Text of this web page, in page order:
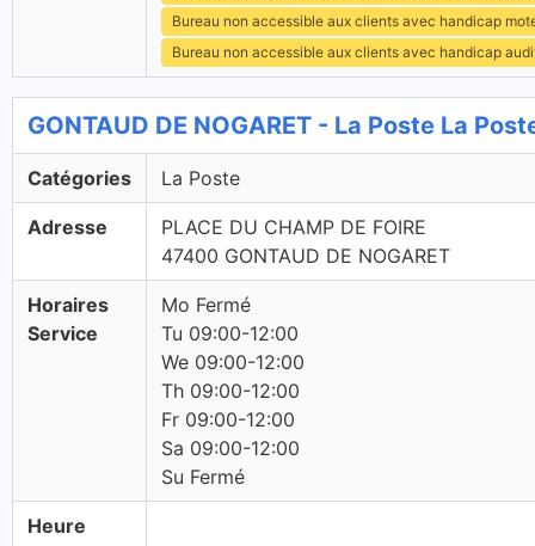
Bureau non accessible aux clients avec handicap
Bureau non accessible aux clients avec handicap
GONTAUD DE NOGARET - La Poste La
Catégories La Poste
Adresse
PLACE DU CHAMP DE FOIRE
47400 GONTAUD DE NOGARET
Horaires
Service
Mo Fermé
Tu 09:00-12:00
We 09:00-12:00
Th 09:00-12:00
Fr 09:00-12:00
Sa 09:00-12:00
Su Fermé
Heure